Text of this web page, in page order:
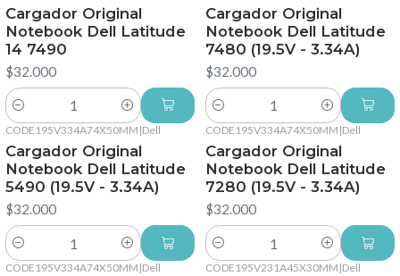
Cargador Original
Notebook Dell Latitude
14 7490
$32.000
Cantidad
Cargador Original
Notebook Dell Latitude
7480 (19.5V - 3.34A)
$32.000
Cantidad
CODE195V334A74X50MM |Dell
Cargador Original
Notebook Dell Latitude
5490 (19.5V - 3.34A)
$32.000
Cantidad
CODE195V334A74X50MM |Dell
Cargador Original
Notebook Dell Latitude
7280 (19.5V - 3.34A)
$32.000
Cantidad
CODE195V334A74X50MM |Dell CODE195V231A45X30MM |Dell